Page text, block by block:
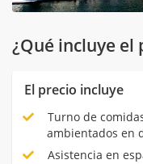
¿Qué incluye el
El precio incluye
Turno de
ambientados en
Asistencia en